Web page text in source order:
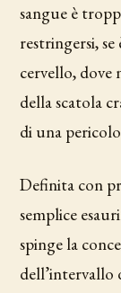
sangue è
restringersi,
cervello, dove
della scatola
di una
Definita con
semplice
spinge la
dell’intervallo